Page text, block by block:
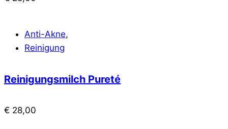
Anti-Akne,
Reinigung
Reinigungsmilch Pureté
€ 28,00